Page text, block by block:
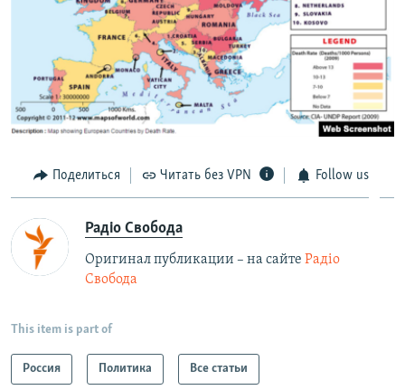
Поделиться Читать без VPN Follow us
Радіо Свобода
Оригинал публикации – на сайте Радіо
Свобода
This item is part of
Россия Политика Все статьи